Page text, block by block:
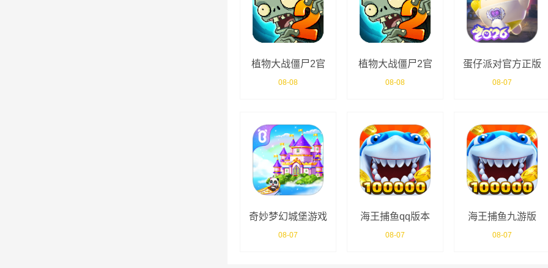
植物大战僵尸2官
方正版
08-08
植物大战僵尸2官
方版
08-08
蛋仔派对官方正版
08-07
奇妙梦幻城堡游戏
08-07
海王捕鱼qq版本
08-07
海王捕鱼九游版
08-07